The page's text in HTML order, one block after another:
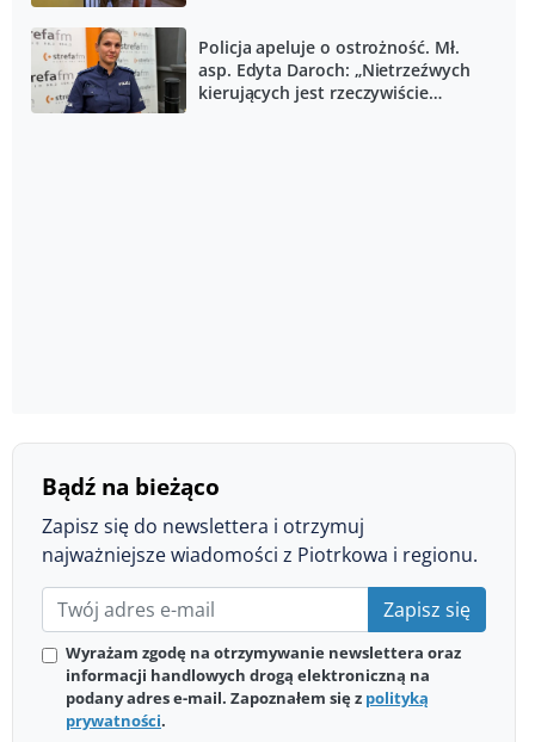
Policja apeluje o ostrożność. Mł.
asp. Edyta Daroch: „Nietrzeźwych
kierujących jest rzeczywiście
Bądź na bieżąco
Zapisz się do newslettera i otrzymuj
najważniejsze wiadomości z Piotrkowa i regionu.
Zapisz się
Wyrażam zgodę na otrzymywanie newslettera oraz
informacji handlowych drogą elektroniczną na
podany adres e-mail. Zapoznałem się z polityką
prywatności.